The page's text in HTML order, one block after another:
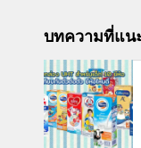
บทความที่แน